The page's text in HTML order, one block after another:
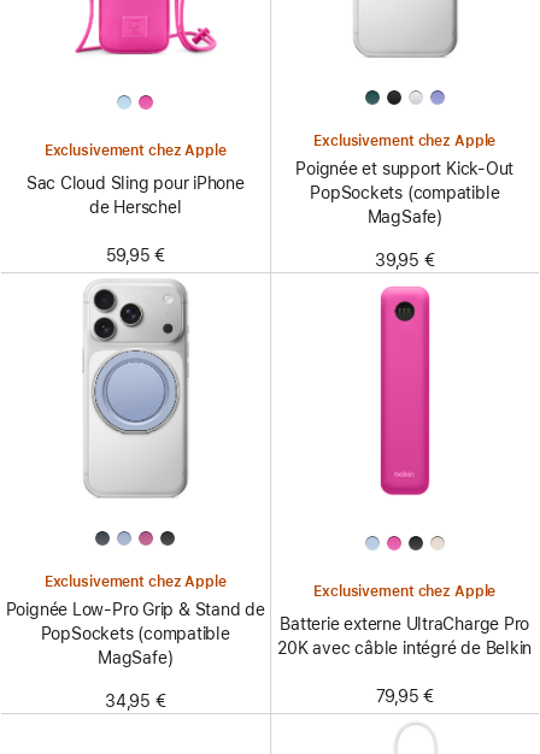
Exclusivement chez Apple
Sac Cloud Sling pour iPhone
de Herschel
59,95 €
Exclusivement chez Apple
Poignée et support Kick-Out
PopSockets (compatible
MagSafe)
39,95 €
Exclusivement chez Apple
Poignée Low-Pro Grip & Stand de
PopSockets (compatible
MagSafe)
34,95 €
Exclusivement chez Apple
Batterie externe UltraCharge Pro
20K avec câble intégré de Belkin
79,95 €